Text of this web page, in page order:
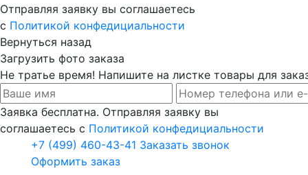
Отправляя заявку вы соглашаетесь
с Политикой конфедициальности
Вернуться назад
Загрузить фото заказа
Не тратье время! Напишите на листке товары для
Заявка бесплатна. Отправляя заявку вы
соглашаетесь с Политикой конфедициальности
+7 (499) 460-43-41 Заказать звонок
Оформить заказ